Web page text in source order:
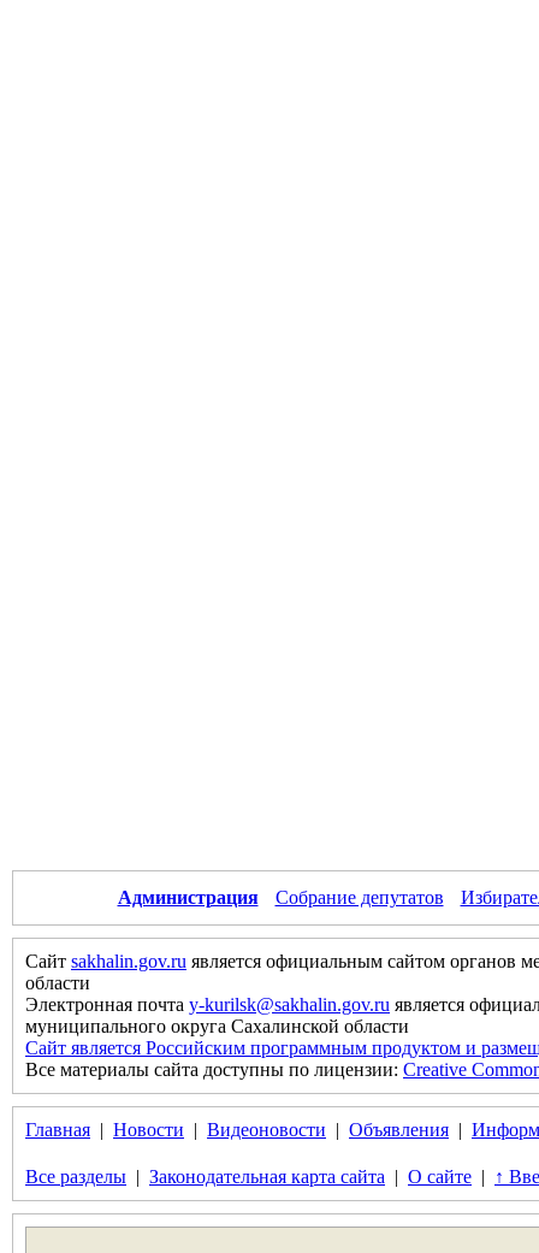
Администрация Собрание депутатов
Сайт sakhalin.gov.ru является официальным сайтом органов
области
Электронная почта y-kurilsk@sakhalin.gov.ru является
муниципального округа Сахалинской области
Сайт является Российским программным продуктом и
Все материалы сайта доступны по лицензии: Creative
Главная | Новости | Видеоновости | Объявления |
Все разделы | Законодательная карта сайта | О сайте | ↑